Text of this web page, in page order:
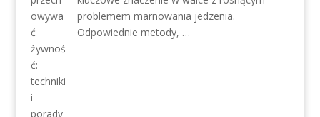
problemem marnowania jedzenia.
Odpowiednie metody, …